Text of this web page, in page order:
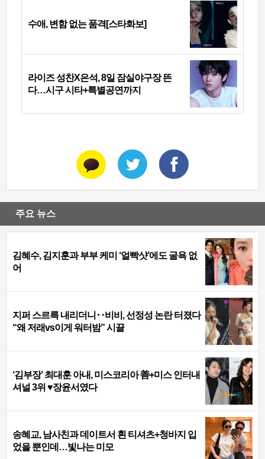
수애, 변함 없는 품격[스타화보]
라이즈 성찬X은석, 8일 잠실야구장 뜬
다…시구 시타+특별공연까지
주요 뉴스
김혜수, 김지훈과 부부 케미 ‘얼빡샷’에도 굴욕 없
어
지퍼 스르륵 내리더니‥비비, 선정성 논란 터졌다
“왜 저래vs이게 워터밤” 시끌
‘김부장’ 최대훈 아내, 미스코리아 善+미스 인터내
셔널 3위 ♥장윤서였다
송혜교, 남사친과 데이트서 흰 티셔츠+청바지 입
었을 뿐인데…빛나는 미모